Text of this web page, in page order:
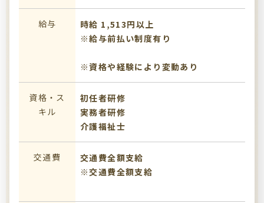
給与
時給 1,513円以上
※給与前払い制度有り
※資格や経験により変動あり
資格・ス
キル
初任者研修
実務者研修
介護福祉士
交通費
交通費全額支給
※交通費全額支給